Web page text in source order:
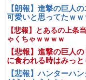
【朗報】進撃の巨人
可愛いと思ってたｗｗ
【悲報】とあるの上条
ゃくちゃｗｗｗｗ
【悲報】進撃の巨人
に食われる時はみっ
【悲報】ハンターハ